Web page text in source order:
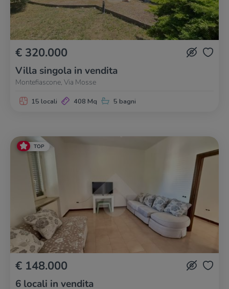
€ 320.000
Villa singola in vendita
Montefiascone, Via Mosse
15 locali 408 Mq 5 bagni
TOP
€ 148.000
6 locali in vendita